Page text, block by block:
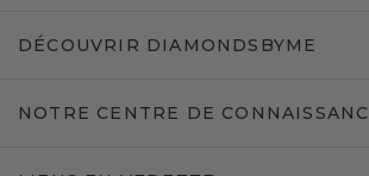
DÉCOUVRIR DIAMONDSBYME
NOTRE CENTRE DE